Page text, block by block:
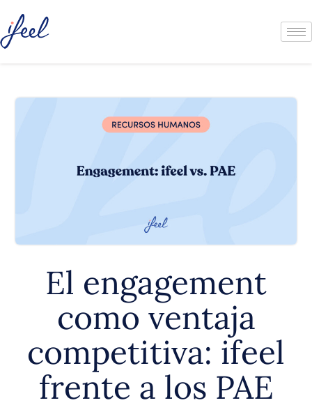
El engagement
como ventaja
competitiva: ifeel
frente a los PAE